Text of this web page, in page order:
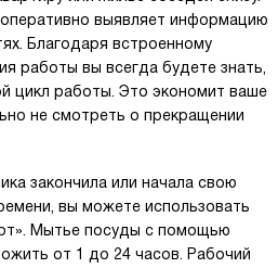
выявляет информацию
Благодаря встроенному
работы вы всегда будете знать,
цикл работы. Это экономит ваше
не смотреть о прекращении
закончила или начала свою
вы можете использовать
Мытье посуды с помощью
от 1 до 24 часов. Рабочий